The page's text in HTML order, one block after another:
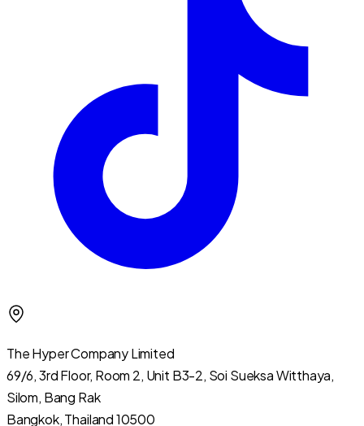
The Hyper Company Limited
69/6, 3rd Floor, Room 2, Unit B3-2, Soi Sueksa Witthaya,
Silom, Bang Rak
Bangkok, Thailand 10500